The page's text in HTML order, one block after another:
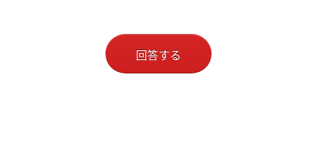
回答する